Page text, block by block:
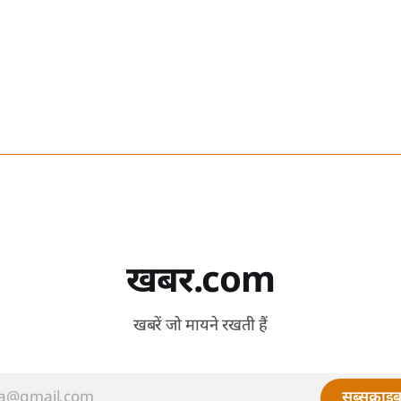
खबर.com
खबरें जो मायने रखती हैं